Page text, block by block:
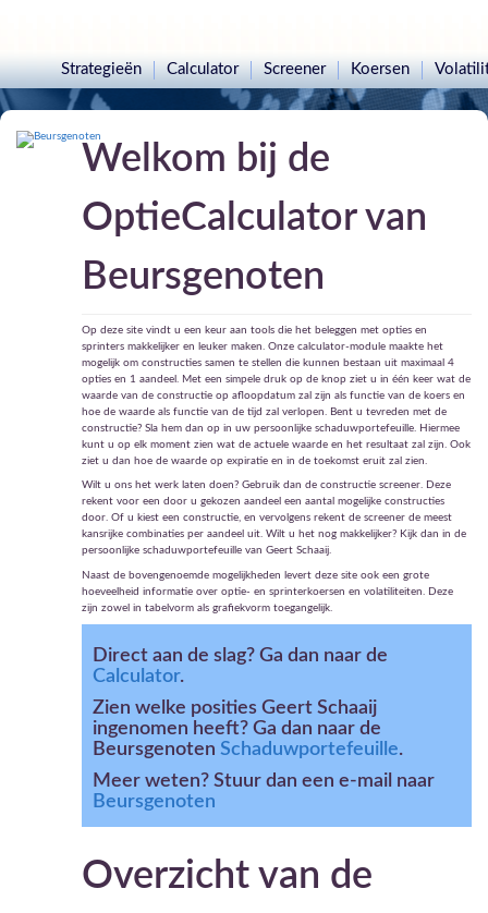
Strategieën Calculator Screener Koersen
Welkom bij de
OptieCalculator van
Beursgenoten
Op deze site vindt u een keur aan tools die het beleggen met opties en
sprinters makkelijker en leuker maken. Onze calculator-module maakte het
mogelijk om constructies samen te stellen die kunnen bestaan uit maximaal 4
opties en 1 aandeel. Met een simpele druk op de knop ziet u in één keer wat de
waarde van de constructie op afloopdatum zal zijn als functie van de koers en
hoe de waarde als functie van de tijd zal verlopen. Bent u tevreden met de
constructie? Sla hem dan op in uw persoonlijke schaduwportefeuille. Hiermee
kunt u op elk moment zien wat de actuele waarde en het resultaat zal zijn. Ook
ziet u dan hoe de waarde op expiratie en in de toekomst eruit zal zien.
Wilt u ons het werk laten doen? Gebruik dan de constructie screener. Deze
rekent voor een door u gekozen aandeel een aantal mogelijke constructies
door. Of u kiest een constructie, en vervolgens rekent de screener de meest
kansrijke combinaties per aandeel uit. Wilt u het nog makkelijker? Kijk dan in de
persoonlijke schaduwportefeuille van Geert Schaaij.
Naast de bovengenoemde mogelijkheden levert deze site ook een grote
hoeveelheid informatie over optie- en sprinterkoersen en volatiliteiten. Deze
zijn zowel in tabelvorm als grafiekvorm toegangelijk.
Direct aan de slag? Ga dan naar de
Calculator.
Zien welke posities Geert Schaaij
ingenomen heeft? Ga dan naar de
Beursgenoten Schaduwportefeuille.
Meer weten? Stuur dan een e-mail naar
Beursgenoten
Overzicht van de